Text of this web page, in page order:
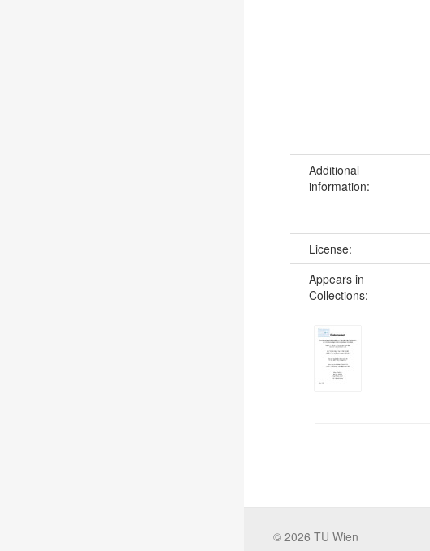
Additional
information:
License:
Appears in
Collections:
© 2026 TU Wien